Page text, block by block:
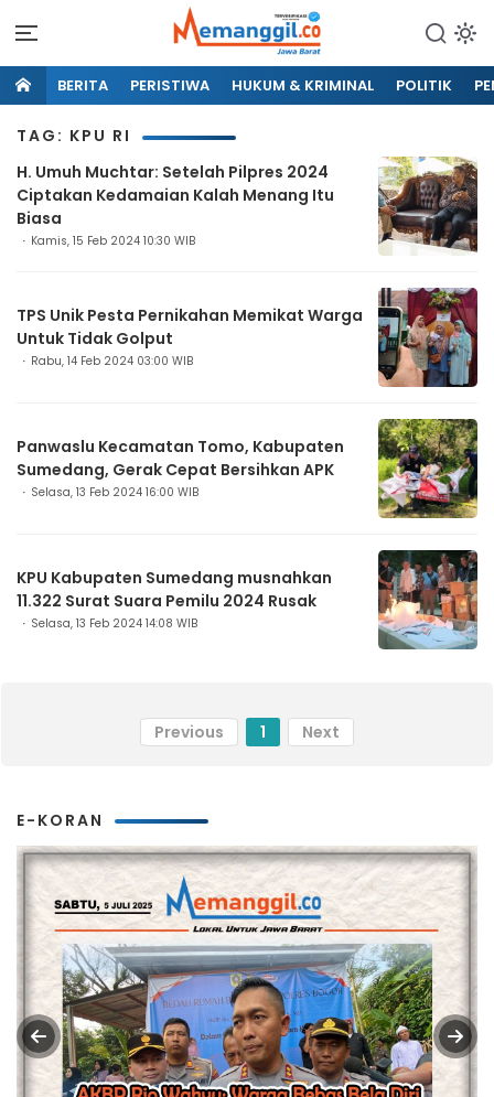
BERITA PERISTIWA HUKUM & KRIMINAL POLITIK
TAG: KPU RI
H. Umuh Muchtar: Setelah Pilpres 2024
Ciptakan Kedamaian Kalah Menang Itu
Biasa
Kamis, 15 Feb 2024 10:30 WIB
TPS Unik Pesta Pernikahan Memikat Warga
Untuk Tidak Golput
Rabu, 14 Feb 2024 03:00 WIB
Panwaslu Kecamatan Tomo, Kabupaten
Sumedang, Gerak Cepat Bersihkan APK
Selasa, 13 Feb 2024 16:00 WIB
KPU Kabupaten Sumedang musnahkan
11.322 Surat Suara Pemilu 2024 Rusak
Selasa, 13 Feb 2024 14:08 WIB
Previous 1 Next
E-KORAN